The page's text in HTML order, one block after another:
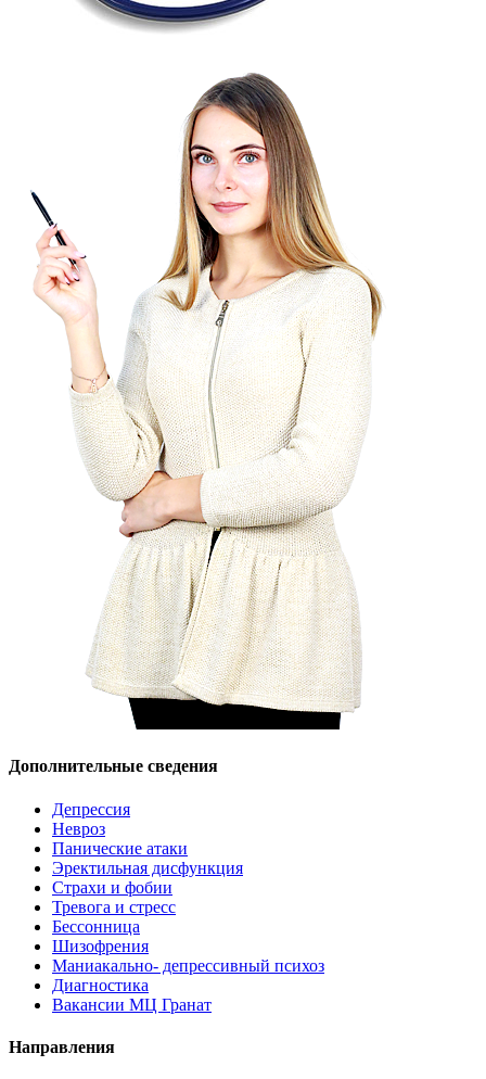
Дополнительные сведения
Депрессия
Невроз
Панические атаки
Эректильная дисфункция
Страхи и фобии
Тревога и стресс
Бессонница
Шизофрения
Маниакально- депрессивный психоз
Диагностика
Вакансии МЦ Гранат
Направления